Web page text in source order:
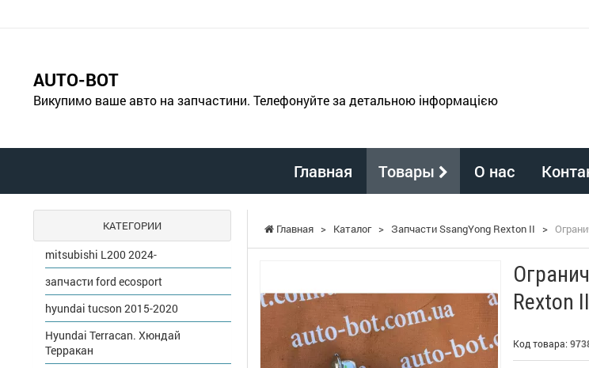
AUTO-BOT
Викупимо ваше авто на запчастини. Телефонуйте за детальною інформацією
Главная Товары О нас
Главная > Каталог > Запчасти SsangYong Rexton II >
Rexton II
Код товара:
КАТЕГОРИИ
mitsubishi L200 2024-
запчасти ford ecosport
hyundai tucson 2015-2020
Hyundai Terracan. Хюндай
Терракан